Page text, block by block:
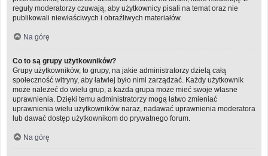
reguły moderatorzy czuwają, aby użytkownicy pisali na temat oraz nie
publikowali niewłaściwych i obraźliwych materiałów.
Na górę
Co to są grupy użytkowników?
Grupy użytkowników, to grupy, na jakie administratorzy dzielą całą
społeczność witryny, aby łatwiej było nimi zarządzać. Każdy użytkownik
może należeć do wielu grup, a każda grupa może mieć swoje własne
uprawnienia. Dzięki temu administratorzy mogą łatwo zmieniać
uprawnienia wielu użytkowników naraz, nadawać uprawnienia moderatora
lub dawać dostęp użytkownikom do prywatnego forum.
Na górę